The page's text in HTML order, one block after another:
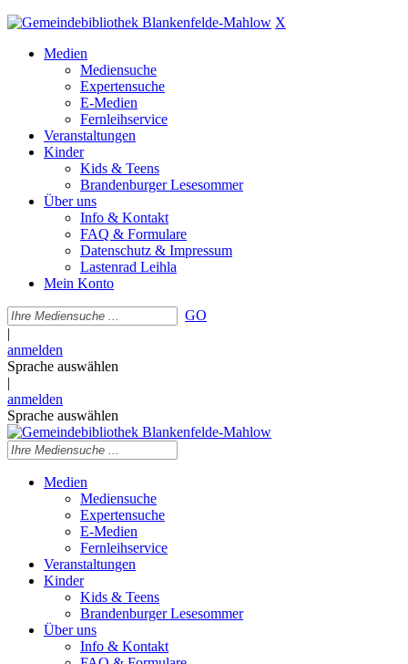
X
Medien
Mediensuche
Expertensuche
E-Medien
Fernleihservice
Veranstaltungen
Kinder
Kids & Teens
Brandenburger Lesesommer
Über uns
Info & Kontakt
FAQ & Formulare
Datenschutz & Impressum
Lastenrad Leihla
Mein Konto
GO
|
anmelden
Sprache auswählen
|
anmelden
Sprache auswählen
Medien
Mediensuche
Expertensuche
E-Medien
Fernleihservice
Veranstaltungen
Kinder
Kids & Teens
Brandenburger Lesesommer
Über uns
Info & Kontakt